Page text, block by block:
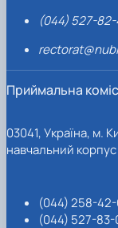
(044) 527-
Приймальна
03041, Україна, м.
навчальний
(044) 258-
(044) 527-83-